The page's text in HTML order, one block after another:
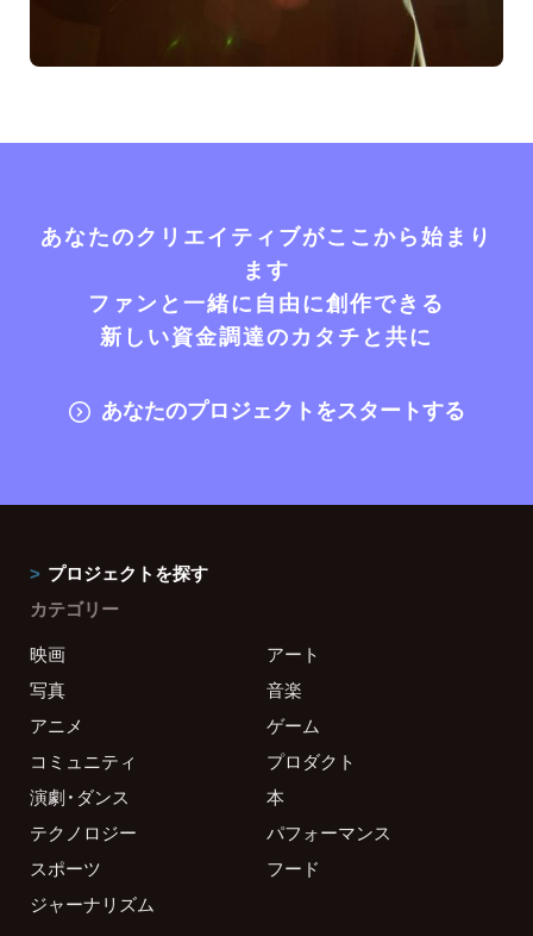
あなたのクリエイティブがここから始まり
ます
ファンと一緒に自由に創作できる
新しい資金調達のカタチと共に
あなたのプロジェクトをスタートする
プロジェクトを探す
カテゴリー
映画
アート
写真
音楽
アニメ
ゲーム
コミュニティ
プロダクト
演劇・ダンス
本
テクノロジー
パフォーマンス
スポーツ
フード
ジャーナリズム